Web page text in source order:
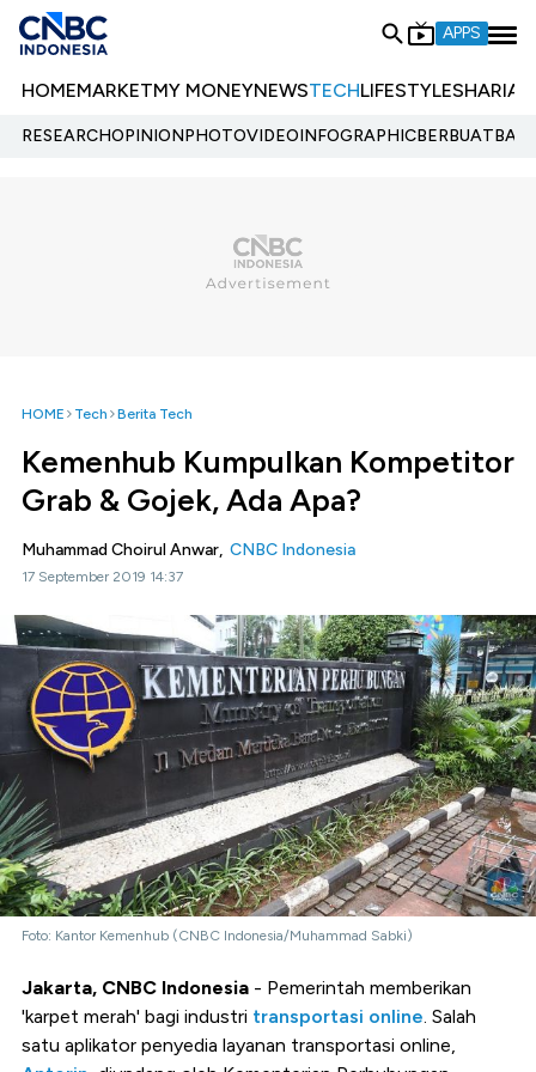
APPS
HOMEMARKETMY MONEYNEWSTECHLIFESTYLESHARIA
RESEARCHOPINIONPHOTOVIDEOINFOGRAPHIC
HOME Tech Berita Tech
Kemenhub Kumpulkan Kompetitor
Grab & Gojek, Ada Apa?
Muhammad Choirul Anwar, CNBC Indonesia
17 September 2019 14:37
Foto: Kantor Kemenhub (CNBC Indonesia/Muhammad Sabki)
Jakarta, CNBC Indonesia - Pemerintah memberikan
'karpet merah' bagi industri transportasi online. Salah
satu aplikator penyedia layanan transportasi online,